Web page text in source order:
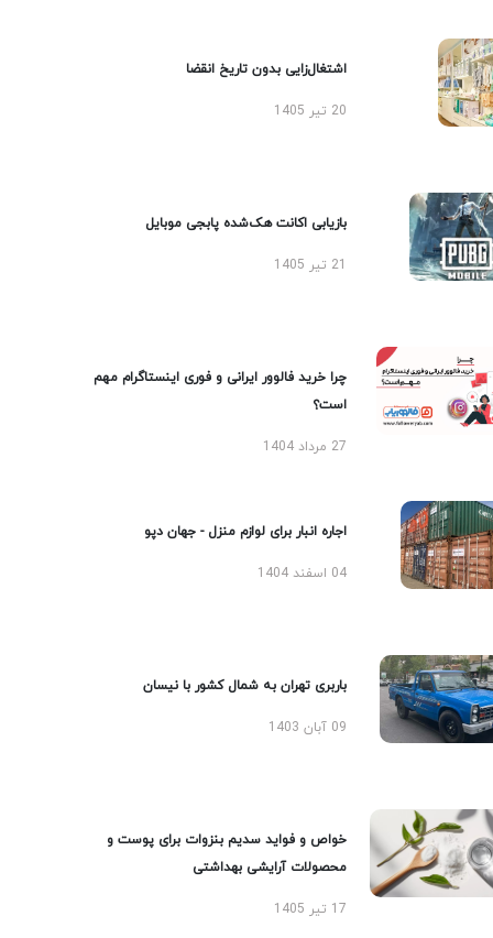
اشتغال‌زایی بدون تاریخ انقضا
20 تیر 1405
بازیابی اکانت هک‌شده پابجی موبایل
چرا خرید فالوور ایرانی و فوری اینستاگرام مهم
است؟
27 مرداد 1404
اجاره انبار برای لوازم منزل - جهان دپو
04 اسفند 1404
باربری تهران به شمال کشور با نیسان
09 آبان 1403
خواص و فواید سدیم بنزوات برای پوست و
محصولات آرایشی بهداشتی
17 تیر 1405